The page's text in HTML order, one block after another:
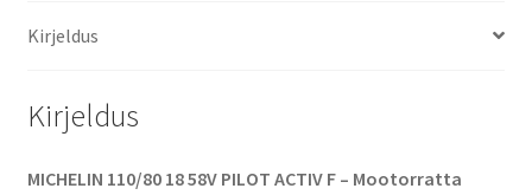
Kirjeldus
Kirjeldus
MICHELIN 110/80 18 58V PILOT ACTIV F – Mootorratta